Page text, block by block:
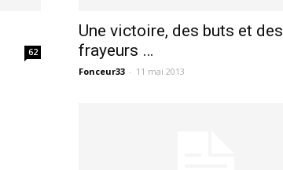
62
Une victoire, des buts et des
frayeurs …
Fonceur33 - 11 mai 2013